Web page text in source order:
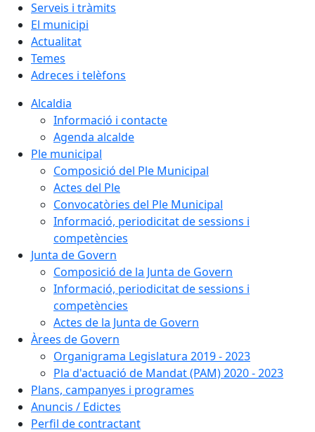
Serveis i tràmits
El municipi
Actualitat
Temes
Adreces i telèfons
Alcaldia
Informació i contacte
Agenda alcalde
Ple municipal
Composició del Ple Municipal
Actes del Ple
Convocatòries del Ple Municipal
Informació, periodicitat de sessions i
competències
Junta de Govern
Composició de la Junta de Govern
Informació, periodicitat de sessions i
competències
Actes de la Junta de Govern
Àrees de Govern
Organigrama Legislatura 2019 - 2023
Pla d'actuació de Mandat (PAM) 2020 - 2023
Plans, campanyes i programes
Anuncis / Edictes
Perfil de contractant